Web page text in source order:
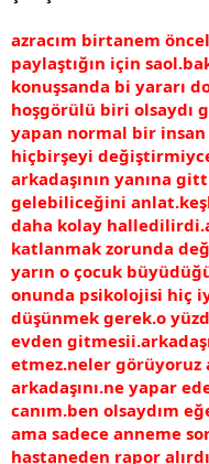
azracım birtanem
paylaştığın için
konuşsanda bi yararı
hoşgörülü biri olsaydı
yapan normal bir
hiçbirşeyi
arkadaşının yanına
gelebiliceğini
daha kolay
katlanmak zorunda
yarın o çocuk
onunda psikolojisi hiç
düşünmek gerek.o
evden
etmez.neler görüyoruz
arkadaşını.ne yapar
canım.ben olsaydım
ama sadece anneme
hastaneden rapor